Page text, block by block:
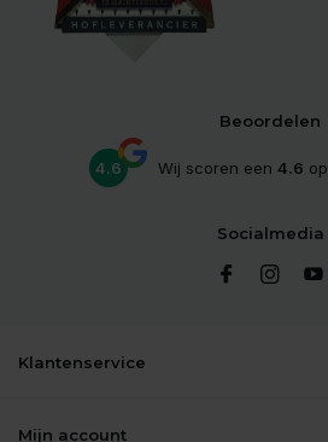
Beoordelen
4.6 Wij scoren een 4.6 op
Socialmedia
Klantenservice
Mijn account